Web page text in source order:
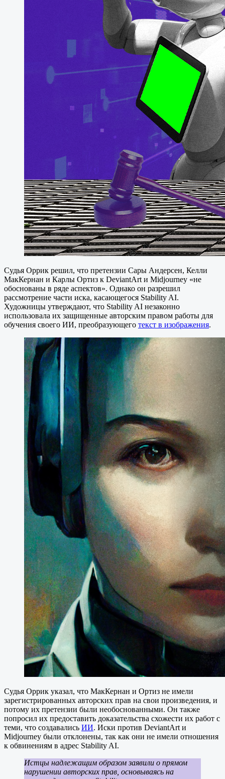
Судья Оррик решил, что претензии Сары Андерсен, Келли
МакКернан и Карлы Ортиз к DeviantArt и Midjourney «не
обоснованы в ряде аспектов». Однако он разрешил
рассмотрение части иска, касающегося Stability AI.
Художницы утверждают, что Stability AI незаконно
использовала их защищенные авторским правом работы для
обучения своего ИИ, преобразующего текст в изображения.
Судья Оррик указал, что МакКернан и Ортиз не имели
зарегистрированных авторских прав на свои произведения, и
потому их претензии были необоснованными. Он также
попросил их предоставить доказательства схожести их работ с
теми, что создавались ИИ. Иски против DeviantArt и
Midjourney были отклонены, так как они не имели отношения
к обвинениям в адрес Stability AI.
Истцы надлежащим образом заявили о прямом
нарушении авторских прав, основываясь на